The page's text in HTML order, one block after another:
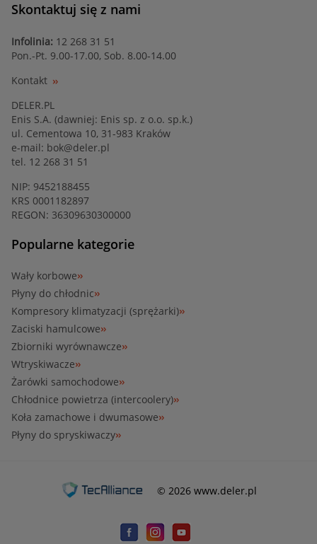
Skontaktuj się z nami
Infolinia: 12 268 31 51
Pon.-Pt. 9.00-17.00, Sob. 8.00-14.00
Kontakt
DELER.PL
Enis S.A. (dawniej: Enis sp. z o.o. sp.k.)
ul. Cementowa 10, 31-983 Kraków
e-mail: bok@deler.pl
tel. 12 268 31 51
NIP: 9452188455
KRS 0001182897
REGON: 36309630300000
Popularne kategorie
Wały korbowe
Płyny do chłodnic
Kompresory klimatyzacji (sprężarki)
Zaciski hamulcowe
Zbiorniki wyrównawcze
Wtryskiwacze
Żarówki samochodowe
Chłodnice powietrza (intercoolery)
Koła zamachowe i dwumasowe
Płyny do spryskiwaczy
© 2026 www.deler.pl